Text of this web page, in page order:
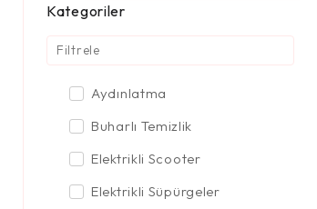
Kategoriler
Aydınlatma
Buharlı Temizlik
Elektrikli Scooter
Elektrikli Süpürgeler